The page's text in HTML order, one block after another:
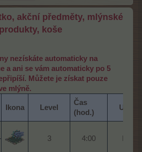
akční předměty, mlýnské
produkty, koše
nezískáte automaticky na
a ani se vám automaticky po 5
Můžete je získat pouze
mlýně.
Ikona Level
Čas
(hod.)
3​
4:00​